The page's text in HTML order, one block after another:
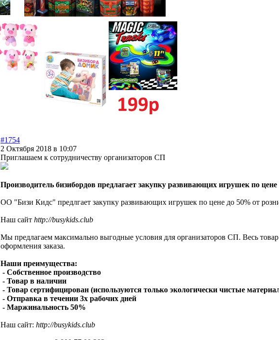
#1754
2 Октября 2018 в 10:07
Приглашаем к сотрудничеству организаторов СП
Производитель бизибордов предлагает закупку развивающих игрушек по
ОО "Бизи Кидс" предлгает закупку развивающих игрушек по цене до 50% от
Наш сайт http://busykids.club
Мы предлагаем максимально выгодные условия для организаторов СП. Весь
оформления заказа.
Наши преимущества:
- Собственное производство
- Товар в наличии
- Товар сертифицирован (используются только экологически чистые
- Отправка в течении 3х рабочих дней
- Маржинальность 50%
Наш сайт: http://busykids.club